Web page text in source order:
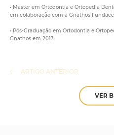
• Master em Ortodontia e Ortopedia
em colaboração com a Gnathos
• Pós-Graduação em Ortodontia e
Gnathos em 2013.
ARTIGO ANTERIOR
VER